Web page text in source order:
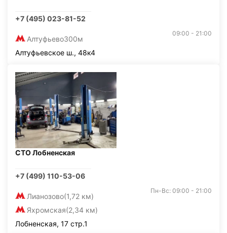
+7 (495) 023-81-52
Алтуфьево300м
09:00 - 21:00
Алтуфьевское ш., 48к4
СТО Лобненская
+7 (499) 110-53-06
Лианозово(1,72 км)
Яхромская(2,34 км)
Пн-Вс: 09:00 - 21:00
Лобненская, 17 стр.1